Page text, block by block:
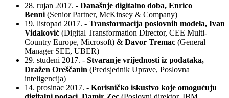
28. rujan 2017. - Današnje digitalno doba, Enrico
Benni (Senior Partner, McKinsey & Company)
19. listopad 2017. - Transformacija poslovnih modela, Ivan
Vidaković (Digital Transformation Director, CEE Multi-
Country Europe, Microsoft) & Davor Tremac (General
Manager SEE, UBER)
29. studeni 2017. - Stvaranje vrijednosti iz podataka,
Dražen Oreščanin (Predsjednik Uprave, Poslovna
inteligencija)
14. prosinac 2017. - Korisničko iskustvo koje omogućuju